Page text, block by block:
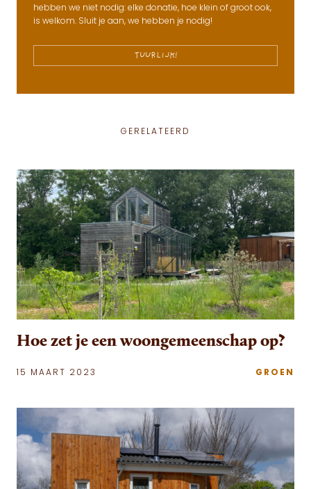
hebben we niet nodig: elke donatie, hoe klein of groot ook,
is welkom. Sluit je aan, we hebben je nodig!
TUURLIJK!
GERELATEERD
Hoe zet je een woongemeenschap op?
15 MAART 2023 GROEN